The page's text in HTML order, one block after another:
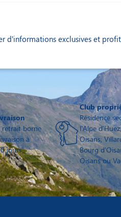
d’informations exclusives et
retrait borne
à
jours
Club
Résidence
l'Alpe
Oisans,
Bourg
Oisans ou